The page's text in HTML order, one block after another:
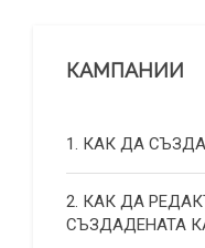
КАМПАНИИ
1. КАК ДА
2. КАК ДА
СЪЗДАДЕНАТА